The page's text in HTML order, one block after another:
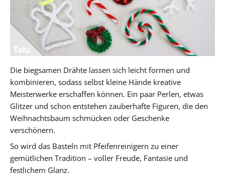
Die biegsamen Drähte lassen sich leicht formen und
kombinieren, sodass selbst kleine Hände kreative
Meisterwerke erschaffen können. Ein paar Perlen, etwas
Glitzer und schon entstehen zauberhafte Figuren, die den
Weihnachtsbaum schmücken oder Geschenke
verschönern.
So wird das Basteln mit Pfeifenreinigern zu einer
gemütlichen Tradition – voller Freude, Fantasie und
festlichem Glanz.